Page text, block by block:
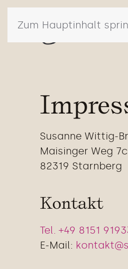
Zum Hauptinhalt
Susanne Wittig-
Maisinger Weg 7c
82319 Starnberg
Kontakt
Tel. +49 8151
E-Mail: